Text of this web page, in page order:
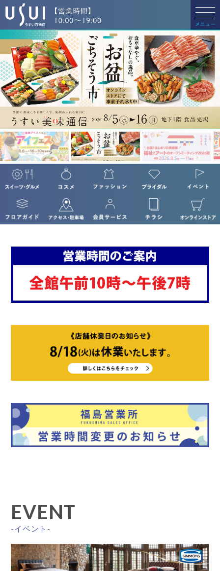
EVENT
-イベント-